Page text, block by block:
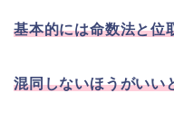
基本的には命数法と位
混同しないほうがいい